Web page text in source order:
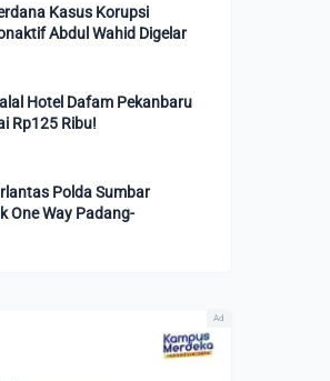
Kasus Korupsi
Abdul Wahid Digelar
Hotel Dafam Pekanbaru
Rp125 Ribu!
Polda Sumbar
One Way Padang-
Ad